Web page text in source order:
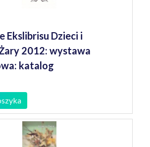
Ekslibrisu Dzieci i
2012: wystawa
katalog